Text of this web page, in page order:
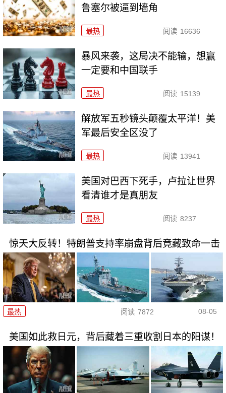
鲁塞尔被逼到墙角
最热 阅读 16636
暴风来袭，这局决不能输，想赢
一定要和中国联手
最热 阅读 15139
解放军五秒镜头颠覆太平洋！美
军最后安全区没了
最热 阅读 13941
美国对巴西下死手，卢拉让世界
看清谁才是真朋友
最热 阅读 8237
惊天大反转！特朗普支持率崩盘背后竟藏致命一击
最热 阅读 7872 08-05
美国如此救日元，背后藏着三重收割日本的阳谋！